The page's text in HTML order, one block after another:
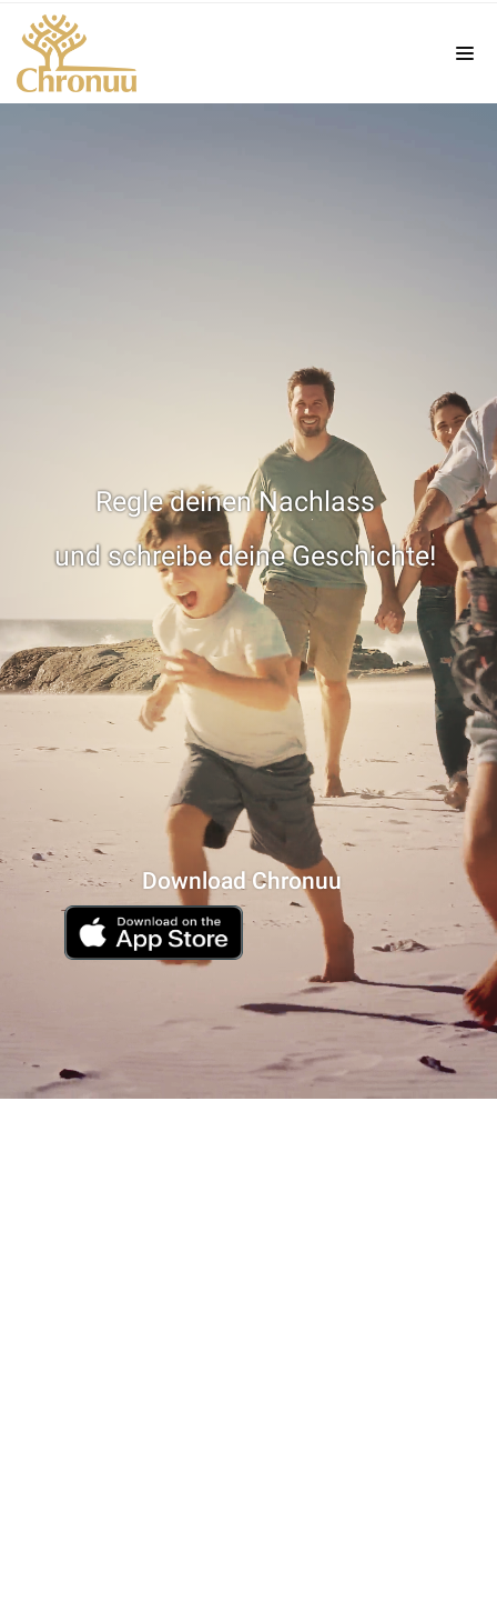
Download Chronuu
Regle deinen Nachlass
und schreibe deine Geschichte!